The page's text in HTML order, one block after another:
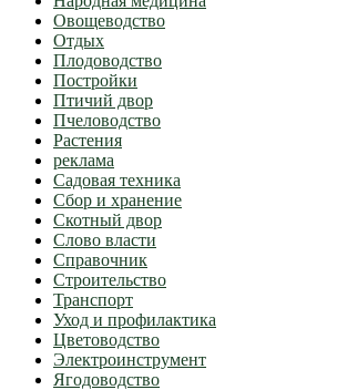
Овощеводство
Отдых
Плодоводство
Постройки
Птичий двор
Пчеловодство
Растения
реклама
Садовая техника
Сбор и хранение
Скотный двор
Слово власти
Справочник
Строительство
Транспорт
Уход и профилактика
Цветоводство
Электроинструмент
Ягодоводство